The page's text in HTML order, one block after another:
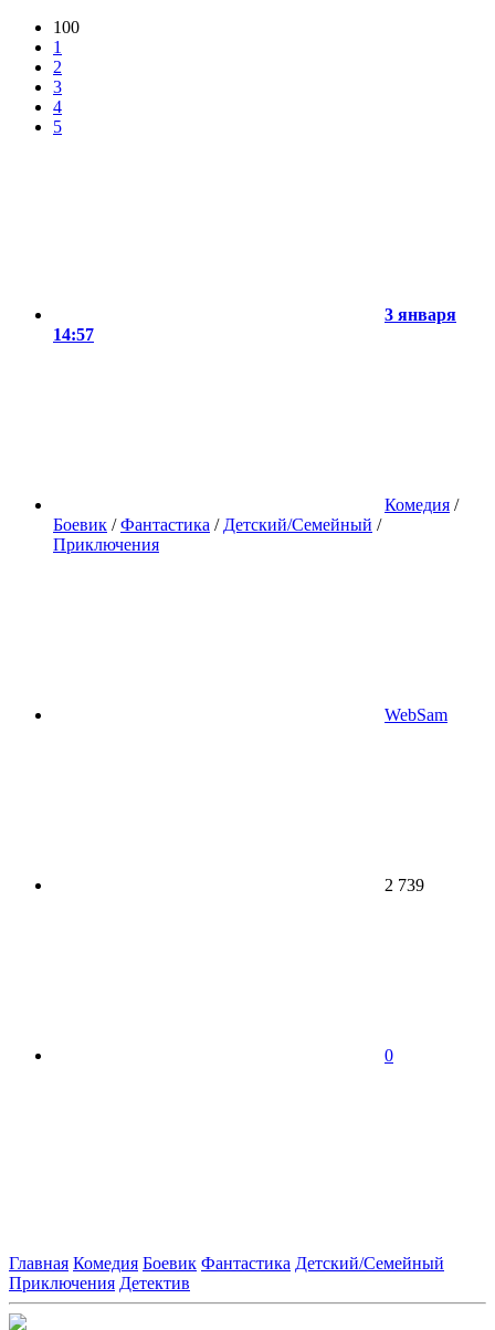
100
1
2
3
4
5
3 января
14:57
Комедия /
Боевик /Фантастика / Детский/Семейный /
Приключения
WebSam
2 739
0
Главная Комедия Боевик Фантастика Детский/Семейный
Приключения Детектив